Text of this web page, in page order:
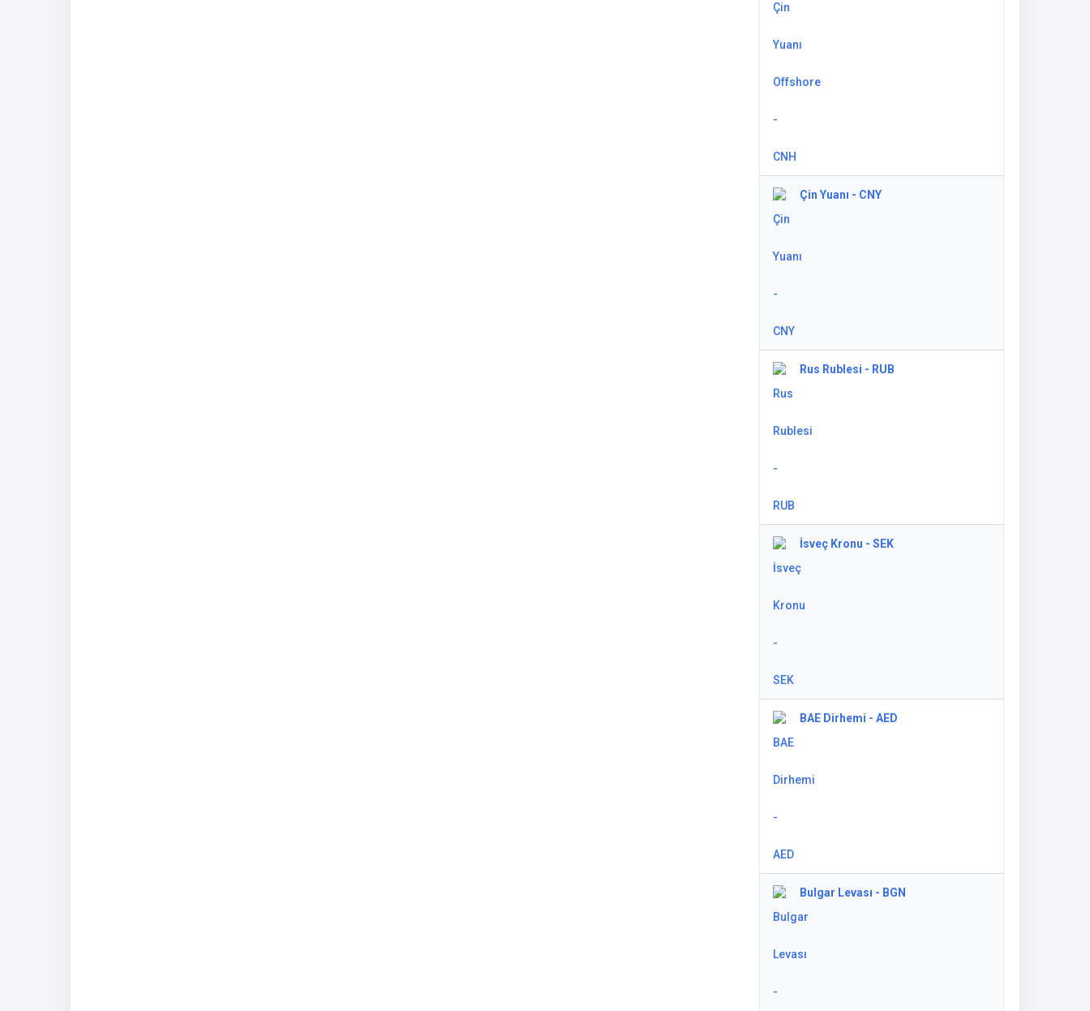
Çin Yuanı - CNY
Rus Rublesi - RUB
İsveç Kronu - SEK
BAE Dirhemi - AED
Bulgar Levası - BGN